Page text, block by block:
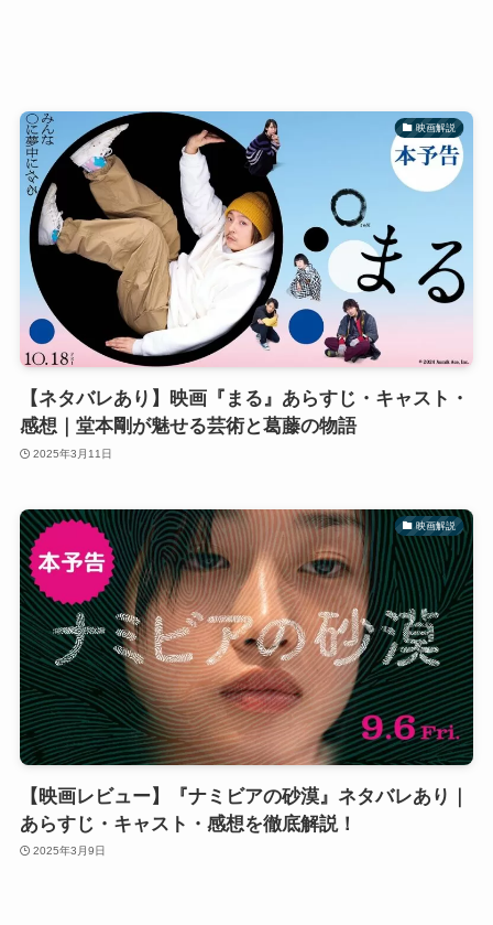
映画解説
【ネタバレあり】映画『まる』あらすじ・キャスト・
感想｜堂本剛が魅せる芸術と葛藤の物語
2025年3月11日
映画解説
【映画レビュー】『ナミビアの砂漠』ネタバレあり｜
あらすじ・キャスト・感想を徹底解説！
2025年3月9日